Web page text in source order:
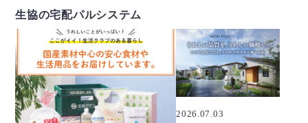
生協の宅配パルシステム
2026.07.03